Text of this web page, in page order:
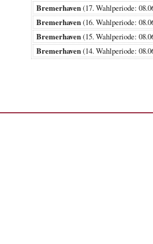
Bremerhaven(17. Wahlperiode:
Bremerhaven(16. Wahlperiode:
Bremerhaven(15. Wahlperiode:
Bremerhaven(14. Wahlperiode: